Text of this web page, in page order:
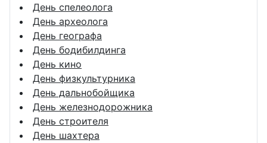
День спелеолога
День археолога
День географа
День бодибилдинга
День кино
День физкультурника
День дальнобойщика
День железнодорожника
День строителя
День шахтера